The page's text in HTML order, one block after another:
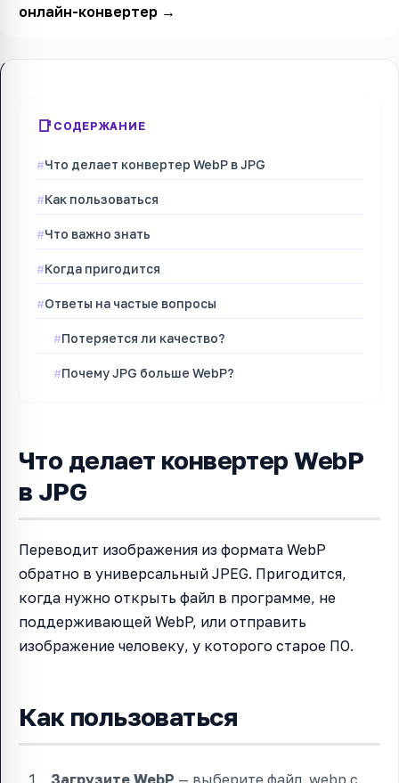
онлайн-конвертер→
СОДЕРЖАНИЕ
Что делает конвертер WebP в JPG
Как пользоваться
Что важно знать
Когда пригодится
Ответы на частые вопросы
Потеряется ли качество?
Почему JPG больше WebP?
Что делает конвертер WebP
в JPG
Переводит изображения из формата WebP
обратно в универсальный JPEG. Пригодится,
когда нужно открыть файл в программе, не
поддерживающей WebP, или отправить
изображение человеку, у которого старое ПО.
Как пользоваться